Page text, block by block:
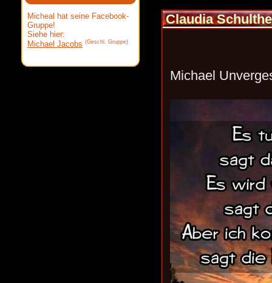
Claudia
Michael
Micheal hat seine Facebook-
Gruppe!
Siehe hier:
Michael Jacobs (Geschl. Gruppe)